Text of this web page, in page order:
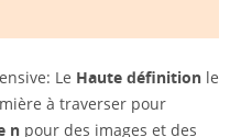
Le Haute définition le
à traverser pour
n pour des images et des